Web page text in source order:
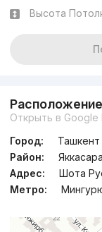
Высота
Открыть в Google
Город:
Ташкент
Район:
Адрес:
Шота
Метро: